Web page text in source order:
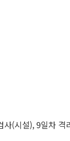
(시설), 9일차 격